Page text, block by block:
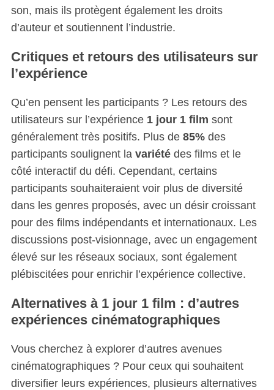
son, mais ils protègent également les droits
d’auteur et soutiennent l’industrie.
Critiques et retours des utilisateurs sur
l’expérience
Qu’en pensent les participants ? Les retours des
utilisateurs sur l’expérience 1 jour 1 film sont
généralement très positifs. Plus de 85%des
participants soulignent la variétédes films et le
côté interactif du défi. Cependant, certains
participants souhaiteraient voir plus de diversité
dans les genres proposés, avec un désir croissant
pour des films indépendants et internationaux. Les
discussions post-visionnage, avec un engagement
élevé sur les réseaux sociaux, sont également
plébiscitées pour enrichir l’expérience collective.
Alternatives à 1 jour 1 film : d’autres
expériences cinématographiques
Vous cherchez à explorer d’autres avenues
cinématographiques ? Pour ceux qui souhaitent
diversifier leurs expériences, plusieurs alternatives